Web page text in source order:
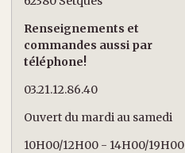
Renseignements et
commandes aussi par
téléphone!
03.21.12.86.40
Ouvert du mardi au samedi
10H00/12H00 - 14H00/19H00